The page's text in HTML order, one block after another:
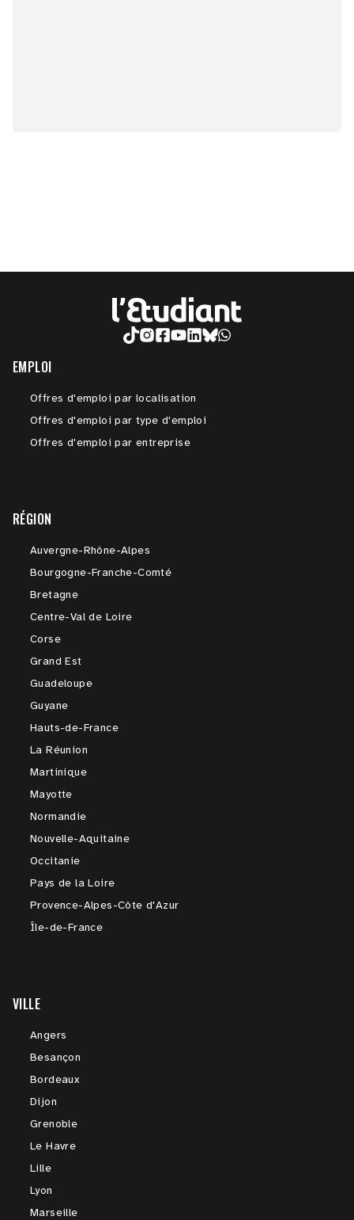
EMPLOI
Offres d'emploi par localisation
Offres d'emploi par type d'emploi
Offres d'emploi par entreprise
RÉGION
Auvergne-Rhône-Alpes
Bourgogne-Franche-Comté
Bretagne
Centre-Val de Loire
Corse
Grand Est
Guadeloupe
Guyane
Hauts-de-France
La Réunion
Martinique
Mayotte
Normandie
Nouvelle-Aquitaine
Occitanie
Pays de la Loire
Provence-Alpes-Côte d'Azur
Île-de-France
VILLE
Angers
Besançon
Bordeaux
Dijon
Grenoble
Le Havre
Lille
Lyon
Marseille